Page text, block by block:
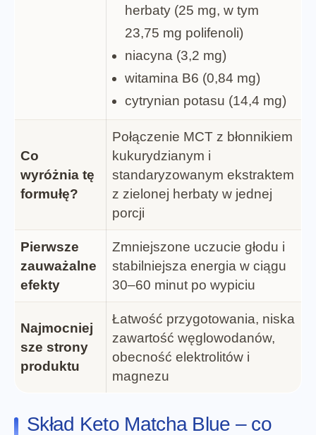
herbaty (25 mg, w tym
23,75 mg polifenoli)
niacyna (3,2 mg)
witamina B6 (0,84 mg)
cytrynian potasu (14,4 mg)
Co
wyróżnia tę
formułę?
Połączenie MCT z błonnikiem
kukurydzianym i
standaryzowanym ekstraktem
z zielonej herbaty w jednej
porcji
Pierwsze
zauważalne
efekty
Zmniejszone uczucie głodu i
stabilniejsza energia w ciągu
30–60 minut po wypiciu
Najmocniej
sze strony
produktu
Łatwość przygotowania, niska
zawartość węglowodanów,
obecność elektrolitów i
magnezu
Skład Keto Matcha Blue – co